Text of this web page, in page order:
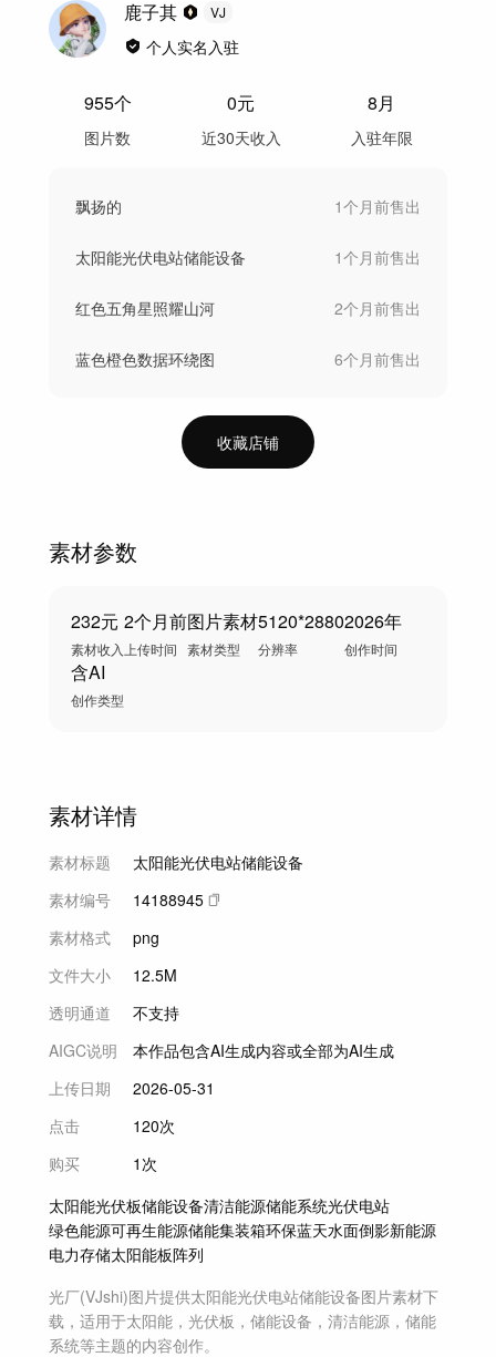
鹿子其 VJ
个人实名入驻
955个
图片数
0元
近30天收入
8月
入驻年限
飘扬的 1个月前售出
太阳能光伏电站储能设备 1个月前售出
红色五角星照耀山河 2个月前售出
蓝色橙色数据环绕图 6个月前售出
收藏店铺
素材参数
232元
素材收入
2个月前
上传时间
图片素材
素材类型
5120*2880
分辨率
2026年
创作时间
含AI
创作类型
素材详情
素材标题
太阳能光伏电站储能设备
素材编号
14188945
素材格式
png
文件大小
12.5M
透明通道
不支持
AIGC说明
本作品包含AI生成内容或全部为AI生成
上传日期
2026-05-31
点击
120次
购买
1次
太阳能光伏板储能设备清洁能源储能系统光伏电站
绿色能源可再生能源储能集装箱环保蓝天水面倒影新能源
电力存储太阳能板阵列
光厂(VJshi)图片提供太阳能光伏电站储能设备图片素材下
载，适用于太阳能，光伏板，储能设备，清洁能源，储能
系统等主题的内容创作。